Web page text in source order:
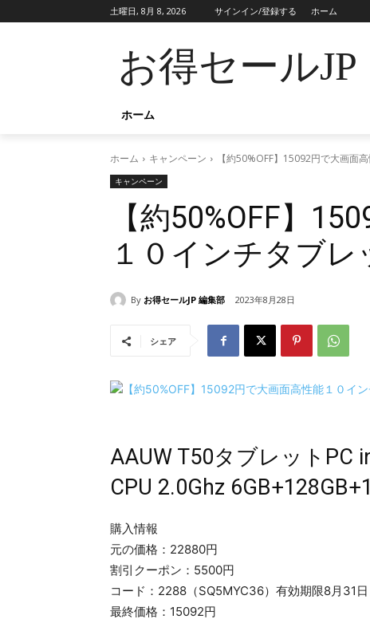
土曜日, 8月 8, 2026 サインイン/登録する ホーム
お得セールJP
ホーム
ホーム キャンペーン 【約50%OFF】15092円で大画面
キャンペーン
【約50%OFF】
１０インチタブ
By お得セールJP 編集部 2023年8月28日
シェア
AAUW T50タブレットPC
CPU 2.0Ghz
購入情報
元の価格：22880円
割引クーポン：5500円
コード：2288（SQ5MYC36）有効期限8月31
最終価格：15092円